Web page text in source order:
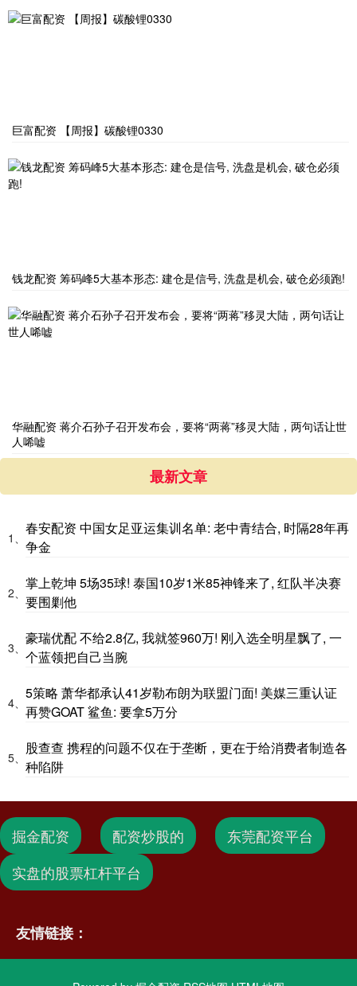
巨富配资 【周报】碳酸锂0330
钱龙配资 筹码峰5大基本形态: 建仓是信号, 洗盘是机会, 破仓必须跑!
华融配资 蒋介石孙子召开发布会，要将“两蒋”移灵大陆，两句话让世
人唏嘘
最新文章
1、
春安配资 中国女足亚运集训名单: 老中青结合, 时隔28年再
争金
2、
掌上乾坤 5场35球! 泰国10岁1米85神锋来了, 红队半决赛
要围剿他
3、
豪瑞优配 不给2.8亿, 我就签960万! 刚入选全明星飘了, 一
个蓝领把自己当腕
4、
5策略 萧华都承认41岁勒布朗为联盟门面! 美媒三重认证
再赞GOAT 鲨鱼: 要拿5万分
5、
股查查 携程的问题不仅在于垄断，更在于给消费者制造各
种陷阱
掘金配资 配资炒股的
东莞配资平台
实盘的股票杠杆平台
友情链接：